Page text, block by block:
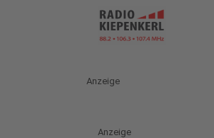
Anzeige
Anzeige